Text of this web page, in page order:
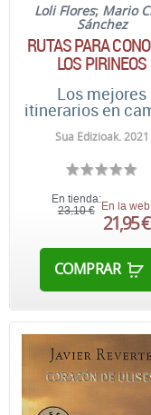
Loli Flores; Mario
Sánchez
RUTAS PARA
LOS PIRINEOS
Los mejores
itinerarios en
Sua Edizioak. 2021
En tienda:
23,10 € En la
21,95 €
COMPRAR